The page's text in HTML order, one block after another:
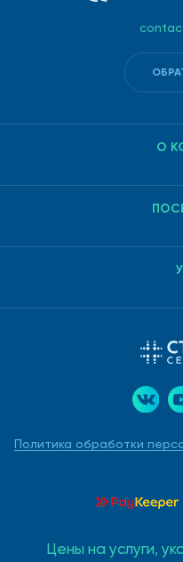
Политика обработки
О
Цены на услуги,